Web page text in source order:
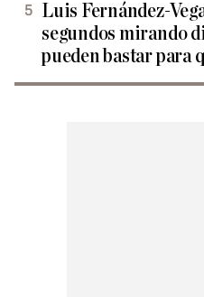
Luis Fernández-
segundos mirando
pueden bastar para